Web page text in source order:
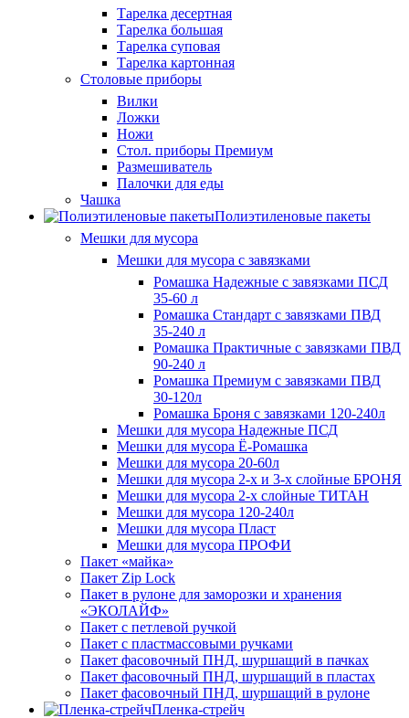
Тарелка десертная
Тарелка большая
Тарелка суповая
Тарелка картонная
Столовые приборы
Вилки
Ложки
Ножи
Стол. приборы Премиум
Размешиватель
Палочки для еды
Чашка
Полиэтиленовые пакеты
Мешки для мусора
Мешки для мусора с завязками
Ромашка Надежные с завязками ПСД
35-60 л
Ромашка Стандарт с завязками ПВД
35-240 л
Ромашка Практичные с завязками ПВД
90-240 л
Ромашка Премиум с завязками ПВД
30-120л
Ромашка Броня с завязками 120-240л
Мешки для мусора Надежные ПСД
Мешки для мусора Ё-Ромашка
Мешки для мусора 20-60л
Мешки для мусора 2-х и 3-х слойные БРОНЯ
Мешки для мусора 2-х слойные ТИТАН
Мешки для мусора 120-240л
Мешки для мусора Пласт
Мешки для мусора ПРОФИ
Пакет «майка»
Пакет Zip Lock
Пакет в рулоне для заморозки и хранения
«ЭКОЛАЙФ»
Пакет с петлевой ручкой
Пакет с пластмассовыми ручками
Пакет фасовочный ПНД, шуршащий в пачках
Пакет фасовочный ПНД, шуршащий в пластах
Пакет фасовочный ПНД, шуршащий в рулоне
Пленка-стрейч